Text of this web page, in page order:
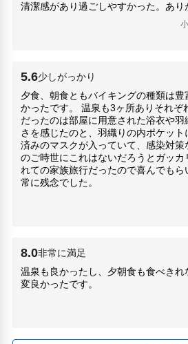
清潔感があり過ごしやすかった。あり
5.6少しがっかり
夕食、朝食ともバイキングの種類は豊
かったです。 温泉も3ヶ所ありそれぞ
だったのは部屋に用意された浴衣や
さを感じたのと、羽織りの内ポケット
済みのマスクが入っていて、感染対策
のご時世にこれはないだろうとガッ
れての家族旅行だったので喜んでも
常に残念でした。
8.0非常に満足
温泉も良かったし、夕朝食も食べき
変良かったです。